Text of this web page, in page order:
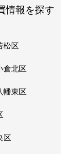
情報を探す
松区
倉北区
幡東区
区